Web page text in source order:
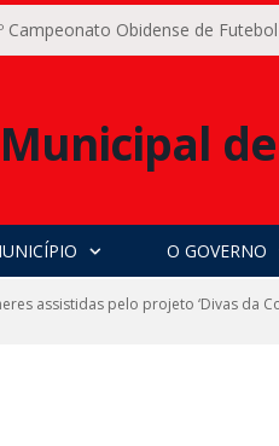
Campeonato Obidense de
O GOVERNO
assistidas pelo projeto ‘Divas da